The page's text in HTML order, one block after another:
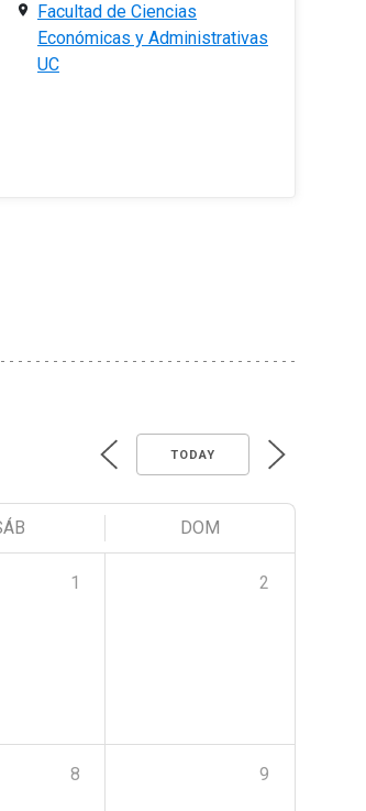
Facultad de Ciencias
Económicas y Administrativas
UC
TODAY
DOM
1 2
8 9